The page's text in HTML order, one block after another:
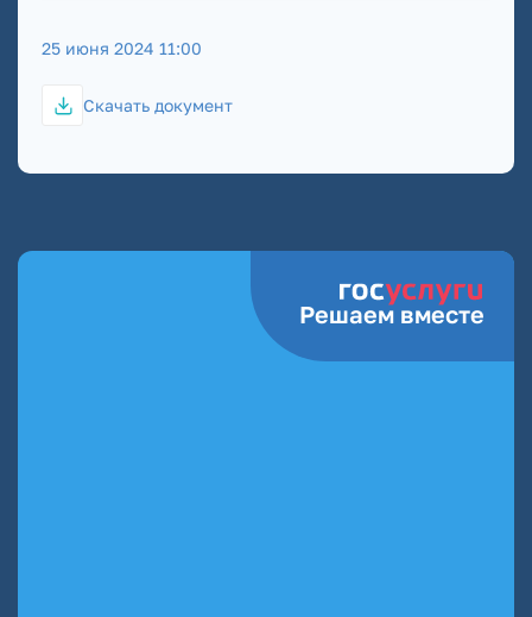
25 июня 2024 11:00
Скачать документ
Решаем вместе